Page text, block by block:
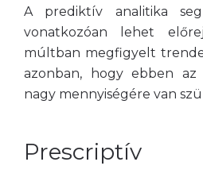
A prediktív analitika
vonatkozóan lehet
múltban megfigyelt
azonban, hogy ebben
nagy mennyiségére van
Prescriptív